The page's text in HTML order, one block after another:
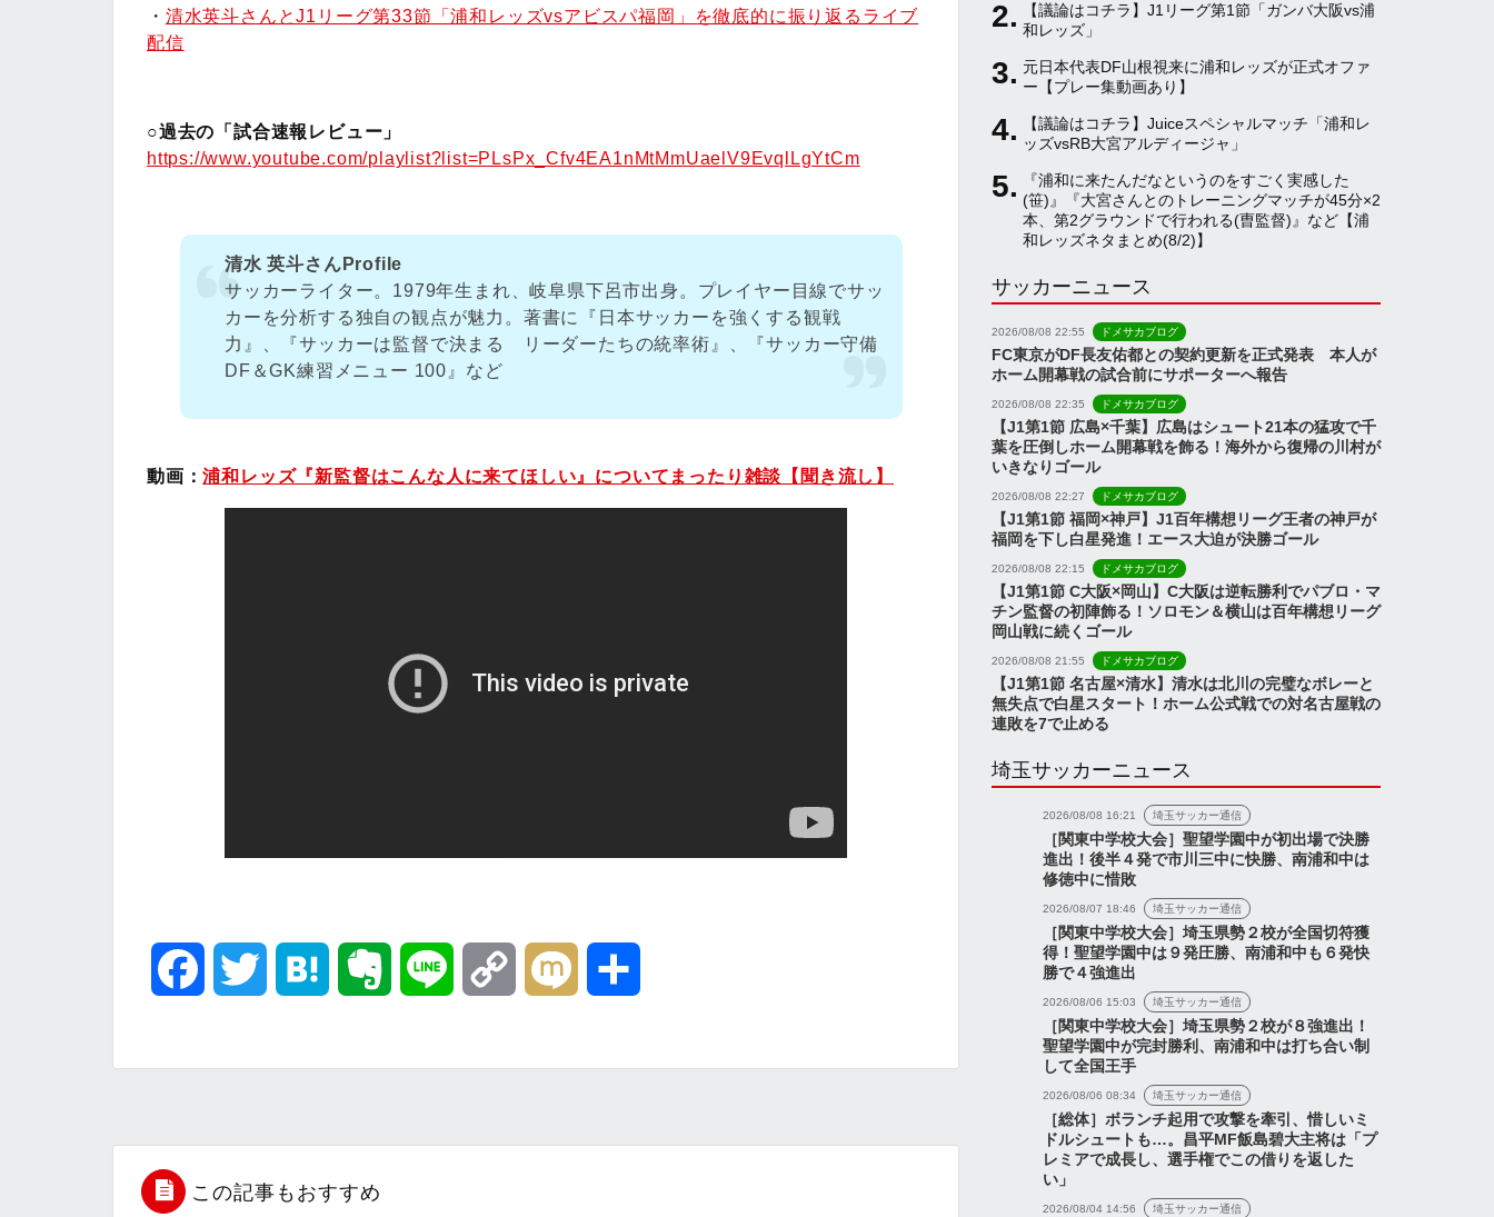
・ 清水英斗さんとJ1リーグ第33節「浦和レッズvsアビスパ福岡」を徹底的に振り返るライブ
配信
○過去の「試合速報レビュー」
https://www.youtube.com/playlist?list=PLsPx_Cfv4EA1nMtMmUaelV9EvqlLgYtCm
清水 英斗さんProfile
サッカーライター。1979年生まれ、岐阜県下呂市出身。プレイヤー目線でサッ
カーを分析する独自の観点が魅力。著書に『日本サッカーを強くする観戦
力』、『サッカーは監督で決まる リーダーたちの統率術』、『サッカー守備
DF＆GK練習メニュー 100』など
動画：浦和レッズ『新監督はこんな人に来てほしい』についてまったり雑談【聞き流し】
b t n
この記事もおすすめ
m h
n
l
【議論はコチラ】J1リーグ第1節「ガンバ大阪vs浦
和レッズ」
元日本代表DF山根視来に浦和レッズが正式オファ
ー【プレー集動画あり】
【議論はコチラ】Juiceスペシャルマッチ「浦和レ
ッズvsRB大宮アルディージャ」
『浦和に来たんだなというのをすごく実感した
(笹)』『大宮さんとのトレーニングマッチが45分×2
本、第2グラウンドで行われる(曺監督)』など【浦
和レッズネタまとめ(8/2)】
サッカーニュース
2026/08/08 22:55 ドメサカブログ
FC東京がDF長友佑都との契約更新を正式発表 本人が
ホーム開幕戦の試合前にサポーターへ報告
2026/08/08 22:35 ドメサカブログ
【J1第1節 広島×千葉】広島はシュート21本の猛攻で千
葉を圧倒しホーム開幕戦を飾る！海外から復帰の川村が
いきなりゴール
2026/08/08 22:27 ドメサカブログ
【J1第1節 福岡×神戸】J1百年構想リーグ王者の神戸が
福岡を下し白星発進！エース大迫が決勝ゴール
2026/08/08 22:15 ドメサカブログ
【J1第1節 C大阪×岡山】C大阪は逆転勝利でパブロ・マ
チン監督の初陣飾る！ソロモン＆横山は百年構想リーグ
岡山戦に続くゴール
2026/08/08 21:55 ドメサカブログ
【J1第1節 名古屋×清水】清水は北川の完璧なボレーと
無失点で白星スタート！ホーム公式戦での対名古屋戦の
連敗を7で止める
埼玉サッカーニュース
2026/08/08 16:21 埼玉サッカー通信
［関東中学校大会］聖望学園中が初出場で決勝
進出！後半４発で市川三中に快勝、南浦和中は
修徳中に惜敗
2026/08/07 18:46 埼玉サッカー通信
［関東中学校大会］埼玉県勢２校が全国切符獲
得！聖望学園中は９発圧勝、南浦和中も６発快
勝で４強進出
2026/08/06 15:03 埼玉サッカー通信
［関東中学校大会］埼玉県勢２校が８強進出！
聖望学園中が完封勝利、南浦和中は打ち合い制
して全国王手
2026/08/06 08:34 埼玉サッカー通信
［総体］ボランチ起用で攻撃を牽引、惜しいミ
ドルシュートも…。昌平MF飯島碧大主将は「プ
レミアで成長し、選手権でこの借りを返した
い」
2026/08/04 14:56 埼玉サッカー通信